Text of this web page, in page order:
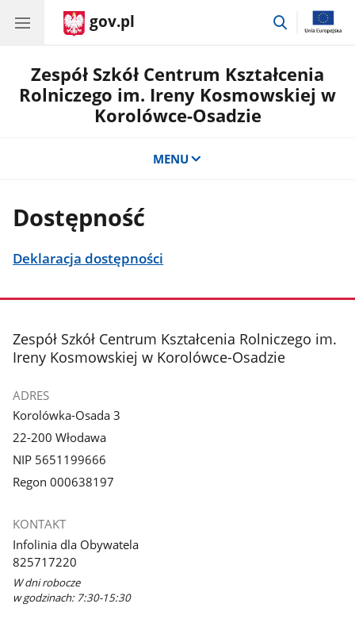
gov.pl
przejdź
Zespół Szkół Centrum Kształcenia
Rolniczego im. Ireny Kosmowskiej w
Korolówce-Osadzie
MENU
Dostępność
Deklaracja dostępności
stopka
Zespół Szkół Centrum Kształcenia Rolniczego im.
Ireny Kosmowskiej w Korolówce-Osadzie
ADRES
Korolówka-Osada 3
22-200 Włodawa
NIP 5651199666
Regon 000638197
KONTAKT
Infolinia dla Obywatela
825717220
W dni robocze
w godzinach: 7:30-15:30